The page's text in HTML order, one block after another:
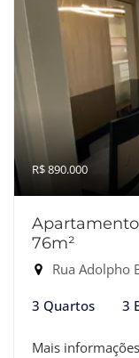
R$ 890.000
76m²
Rua Adolpho
3 Quartos 3
Mais informações